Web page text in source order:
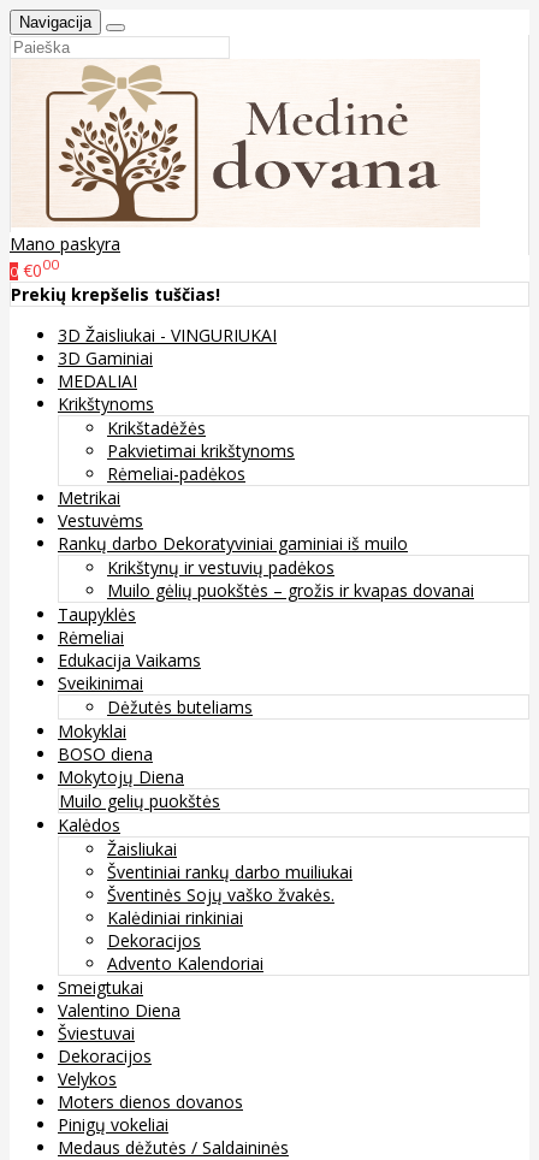
Navigacija
Mano paskyra
0 €000
Prekių krepšelis tuščias!
3D Žaisliukai - VINGURIUKAI
3D Gaminiai
MEDALIAI
Krikštynoms
Krikštadėžės
Pakvietimai krikštynoms
Rėmeliai-padėkos
Metrikai
Vestuvėms
Rankų darbo Dekoratyviniai gaminiai iš muilo
Krikštynų ir vestuvių padėkos
Muilo gėlių puokštės – grožis ir kvapas dovanai
Taupyklės
Rėmeliai
Edukacija Vaikams
Sveikinimai
Dėžutės buteliams
Mokyklai
BOSO diena
Mokytojų Diena
Muilo gelių puokštės
Kalėdos
Žaisliukai
Šventiniai rankų darbo muiliukai
Šventinės Sojų vaško žvakės.
Kalėdiniai rinkiniai
Dekoracijos
Advento Kalendoriai
Smeigtukai
Valentino Diena
Šviestuvai
Dekoracijos
Velykos
Moters dienos dovanos
Pinigų vokeliai
Medaus dėžutės / Saldaininės